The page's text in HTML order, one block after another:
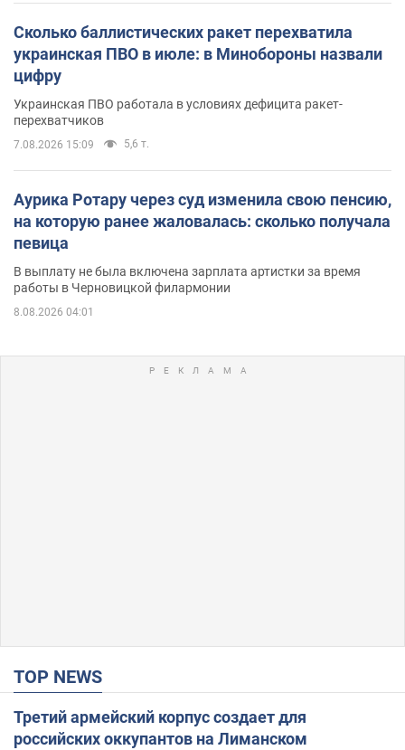
Сколько баллистических ракет перехватила
украинская ПВО в июле: в Минобороны назвали
цифру
Украинская ПВО работала в условиях дефицита ракет-
перехватчиков
7.08.2026 15:09 5,6 т.
Аурика Ротару через суд изменила свою пенсию,
на которую ранее жаловалась: сколько получала
певица
В выплату не была включена зарплата артистки за время
работы в Черновицкой филармонии
8.08.2026 04:01
TOP NEWS
Третий армейский корпус создает для
российских оккупантов на Лиманском